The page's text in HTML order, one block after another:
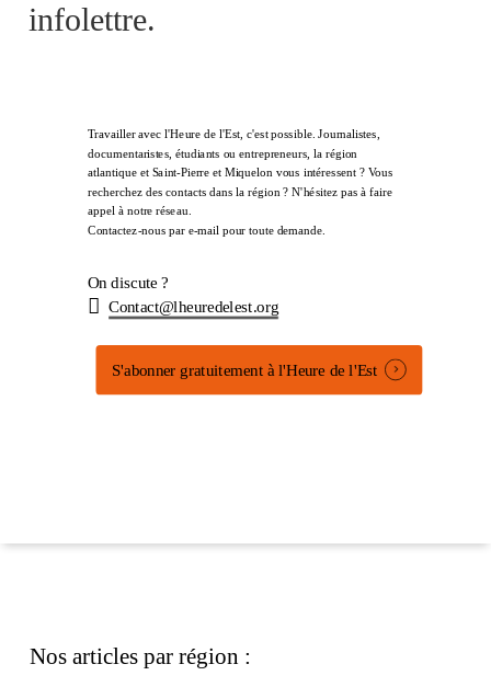
infolettre.
Travailler avec l'Heure de l'Est, c'est possible. Journalistes,
documentaristes, étudiants ou entrepreneurs, la région
atlantique et Saint-Pierre et Miquelon vous intéressent ? Vous
recherchez des contacts dans la région ? N'hésitez pas à faire
appel à notre réseau.
Contactez-nous par e-mail pour toute demande.
On discute ?
Contact@lheuredelest.org
S'abonner gratuitement à l'Heure de l'Est
Nos articles par région :